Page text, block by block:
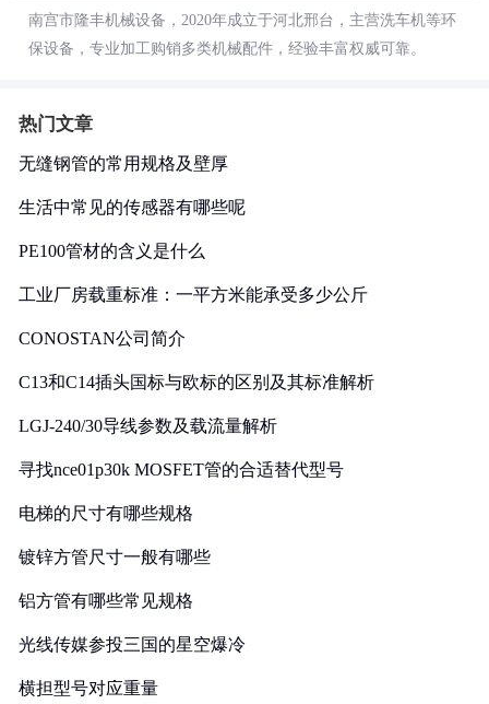
南宫市隆丰机械设备，2020年成立于河北邢台，主营洗车机等环
保设备，专业加工购销多类机械配件，经验丰富权威可靠。
热门文章
无缝钢管的常用规格及壁厚
生活中常见的传感器有哪些呢
PE100管材的含义是什么
工业厂房载重标准：一平方米能承受多少公斤
CONOSTAN公司简介
C13和C14插头国标与欧标的区别及其标准解析
LGJ-240/30导线参数及载流量解析
寻找nce01p30k MOSFET管的合适替代型号
电梯的尺寸有哪些规格
镀锌方管尺寸一般有哪些
铝方管有哪些常见规格
光线传媒参投三国的星空爆冷
横担型号对应重量